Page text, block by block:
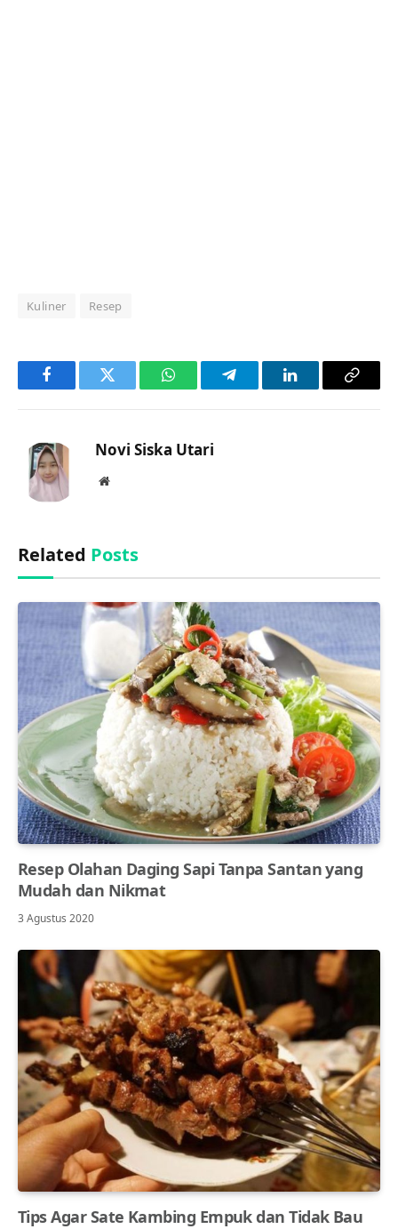
Kuliner Resep
FacebookTwitter WhatsAppTelegramLinkedInCopy
Novi Siska Utari
Website
Related Posts
Resep Olahan Daging Sapi Tanpa Santan yang
Mudah dan Nikmat
3 Agustus 2020
Tips Agar Sate Kambing Empuk dan Tidak Bau